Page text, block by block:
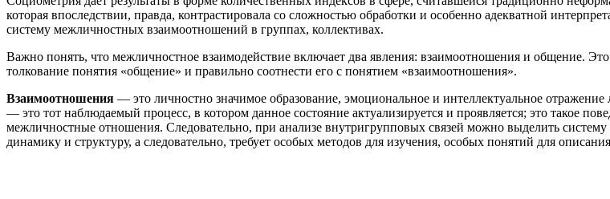
которая впоследствии, правда, контрастировала со сложностью обработки и особенно адекватной
систему межличностных взаимоотношений в группах, коллективах.
Важно понять, что межличностное взаимодействие включает два явления: взаимоотношения и общение.
толкование понятия «общение» и правильно соотнести его с понятием «взаимоотношения».
Взаимоотношения — это личностно значимое образование, эмоциональное и интеллектуальное
— это тот наблюдаемый процесс, в котором данное состояние актуализируется и проявляется; это такое
межличностные отношения. Следовательно, при анализе внутригрупповых связей можно выделить
динамику и структуру, а следовательно, требует особых методов для изучения, особых понятий для